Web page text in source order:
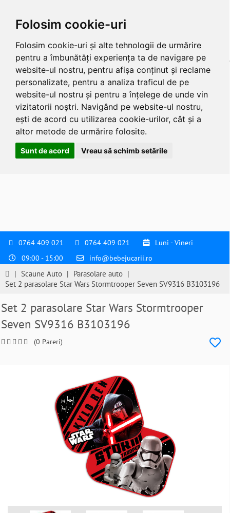
Folosim cookie-uri
Folosim cookie-uri și alte tehnologii de urmărire
pentru a îmbunătăți experiența ta de navigare pe
website-ul nostru, pentru afișa conținut și reclame
personalizate, pentru a analiza traficul de pe
website-ul nostru și pentru a înțelege de unde vin
vizitatorii noștri. Navigând pe website-ul nostru,
ești de acord cu utilizarea cookie-urilor, cât și a
altor metode de urmărire folosite.
Sunt de acord Vreau să schimb setările
0764 409 021 0764 409 021
Luni - Vineri
09:00 - 15:00
info@bebejucarii.ro
| Scaune Auto | Parasolare auto |
Set 2 parasolare Star Wars Stormtrooper Seven SV9316 B3103196
Set 2 parasolare Star Wars Stormtrooper
Seven SV9316 B3103196
(0 Pareri)